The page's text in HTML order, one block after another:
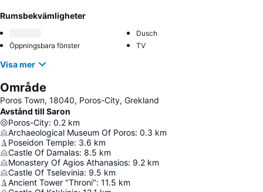
Rumsbekvämligheter
Dusch
Öppningsbara fönster
TV
Visa mer
Område
Poros Town, 18040, Poros-City, Grekland
Avstånd till Saron
Poros-City: 0.2 km
Archaeological Museum Of Poros: 0.3 km
Poseidon Temple: 3.6 km
Castle Of Damalas: 8.5 km
Monastery Of Agios Athanasios: 9.2 km
Castle Of Tselevinia: 9.5 km
Ancient Tower "Throni": 11.5 km